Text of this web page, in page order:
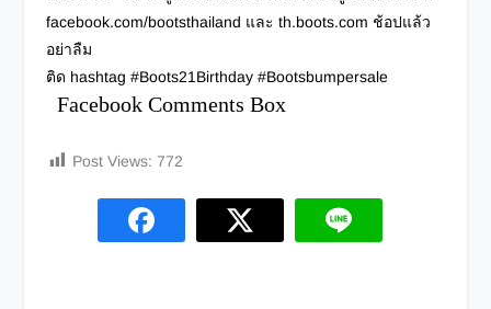
facebook.com/bootsthailand และ th.boots.com ช้อปแล้ว
อย่าลืม
ติด hashtag #Boots21Birthday #Bootsbumpersale
Facebook Comments Box
Post Views: 772